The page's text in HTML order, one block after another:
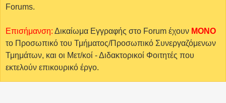
Forums.
Επισήμανση: Δικαίωμα Εγγραφής στο Forum έχουν MONO
το Προσωπικό του Τμήματος/Προσωπικό Συνεργαζόμενων
Τμημάτων, και οι Μετ/κοί - Διδακτορικοί Φοιτητές που
εκτελούν επικουρικό έργο.